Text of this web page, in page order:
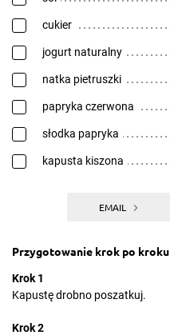
cukier
jogurt naturalny
natka pietruszki
papryka czerwona
słodka papryka
kapusta kiszona
EMAIL
Przygotowanie krok po kroku
Krok 1
Kapustę drobno poszatkuj.
Krok 2